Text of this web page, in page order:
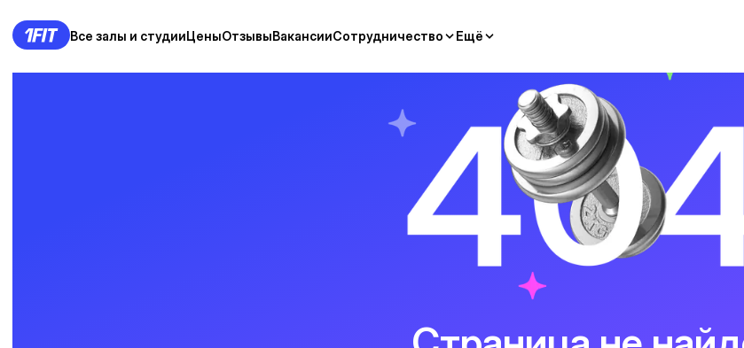
Все залы и студииЦеныОтзывыВакансииСотрудничество Ещё